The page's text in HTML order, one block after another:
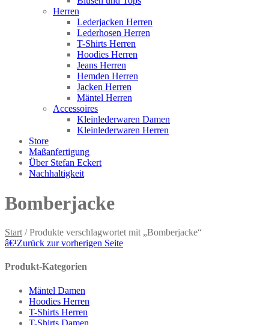
Herren
Lederjacken Herren
Lederhosen Herren
T-Shirts Herren
Hoodies Herren
Jeans Herren
Hemden Herren
Jacken Herren
Mäntel Herren
Accessoires
Kleinlederwaren Damen
Kleinlederwaren Herren
Store
Maßanfertigung
Über Stefan Eckert
Nachhaltigkeit
Bomberjacke
Start / Produkte verschlagwortet mit „Bomberjacke“
â€¹Zurück zur vorherigen Seite
Produkt-Kategorien
Mäntel Damen
Hoodies Herren
T-Shirts Herren
T-Shirts Damen